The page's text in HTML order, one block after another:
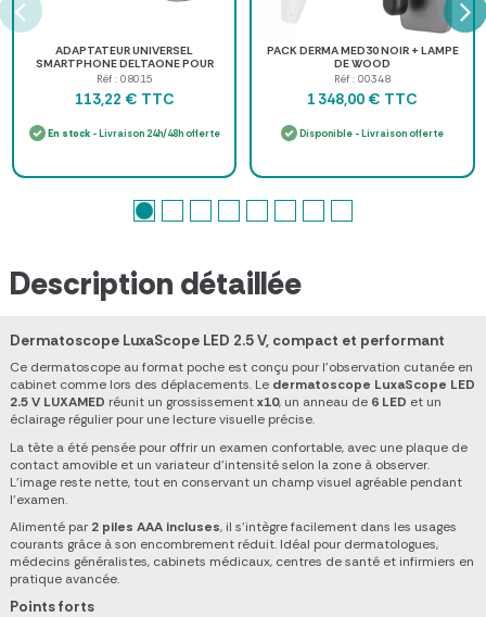
ADAPTATEUR UNIVERSEL
SMARTPHONE DELTAONE POUR
DERMATOSCOPE HEINE -
Réf : 08015
113,22 € TTC
En stock- Livraison 24h/48h offerte
PACK DERMA MED30 NOIR + LAMPE
DE WOOD
Réf : 00348
1 348,00 € TTC
Disponible - Livraison offerte
Description détaillée
Dermatoscope LuxaScope LED 2.5 V, compact et performant
Ce dermatoscope au format poche est conçu pour l'observation cutanée en
cabinet comme lors des déplacements. Le dermatoscope LuxaScope LED
2.5 V LUXAMED réunit un grossissementx10, un anneau de 6 LED et un
éclairage régulier pour une lecture visuelle précise.
La tête a été pensée pour offrir un examen confortable, avec une plaque de
contact amovible et un variateur d'intensité selon la zone à observer.
L'image reste nette, tout en conservant un champ visuel agréable pendant
l'examen.
Alimenté par 2 piles AAA incluses, il s'intègre facilement dans les usages
courants grâce à son encombrement réduit. Idéal pour dermatologues,
médecins généralistes, cabinets médicaux, centres de santé et infirmiers en
pratique avancée.
Points forts